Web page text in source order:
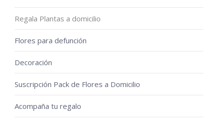
Regala Plantas a domicilio
Flores para defunción
Decoración
Suscripción Pack de Flores a Domicilio
Acompaña tu regalo